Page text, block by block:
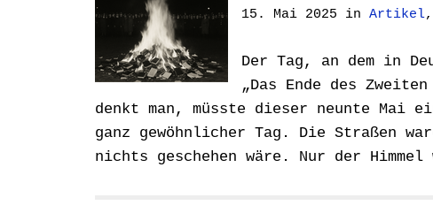
15. Mai 2025 in Artikel,
Der Tag, an dem in
„Das Ende des
denkt man, müsste dieser neunte Mai
ganz gewöhnlicher Tag. Die Straßen
nichts geschehen wäre. Nur der